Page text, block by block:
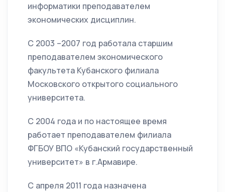
информатики преподавателем
экономических дисциплин.
С 2003 –2007 год работала старшим
преподавателем экономического
факультета Кубанского филиала
Московского открытого социального
университета.
С 2004 года и по настоящее время
работает преподавателем филиала
ФГБОУ ВПО «Кубанский государственный
университет» в г.Армавире.
С апреля 2011 года назначена